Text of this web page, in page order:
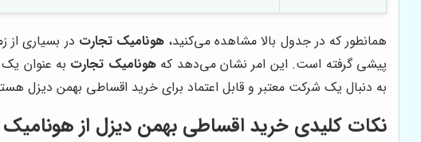
همانطور که در جدول بالا مشاهده می‌کنید،هونامیک تجارت در بسیاری از
پیشی گرفته است. این امر نشان می‌دهد کههونامیک تجارت به عنوان
به دنبال یک شرکت معتبر و قابل اعتماد برای خرید اقساطی بهمن دیزل
نکات کلیدی خرید اقساطی بهمن دیزل از